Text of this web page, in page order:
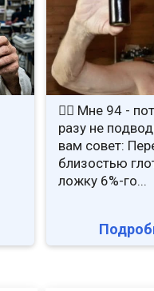
❤️‍🔥 Мне 94 -
разу не
вам совет:
близостью
ложку 6%-го...